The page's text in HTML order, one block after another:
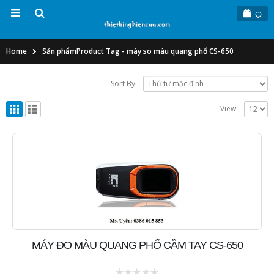
Home Sản phẩmProduct Tag - máy so màu quang phổ CS-650
Sort By:
View:
MÁY ĐO MÀU QUANG PHỔ CẦM TAY CS-650